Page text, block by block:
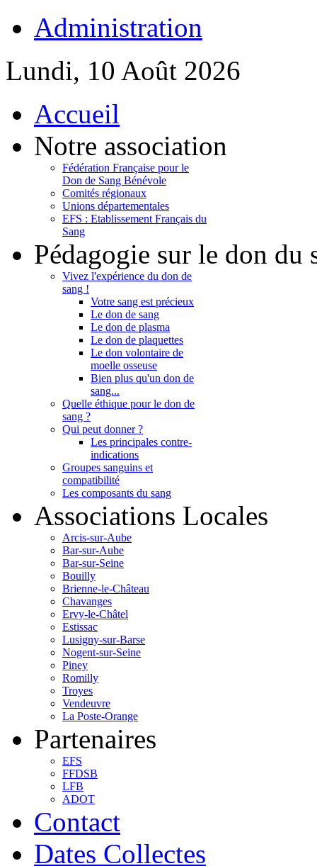
Administration
Lundi, 10 Août 2026
Accueil
Notre association
Fédération Française pour le
Don de Sang Bénévole
Comités régionaux
Unions départementales
EFS : Etablissement Français du
Sang
Pédagogie sur le don du
Vivez l'expérience du don de
sang !
Votre sang est précieux
Le don de sang
Le don de plasma
Le don de plaquettes
Le don volontaire de
moelle osseuse
Bien plus qu'un don de
sang...
Quelle éthique pour le don de
sang ?
Qui peut donner ?
Les principales contre-
indications
Groupes sanguins et
compatibilité
Les composants du sang
Associations Locales
Arcis-sur-Aube
Bar-sur-Aube
Bar-sur-Seine
Bouilly
Brienne-le-Château
Chavanges
Ervy-le-Châtel
Estissac
Lusigny-sur-Barse
Nogent-sur-Seine
Piney
Romilly
Troyes
Vendeuvre
La Poste-Orange
Partenaires
EFS
FFDSB
LFB
ADOT
Contact
Dates Collectes